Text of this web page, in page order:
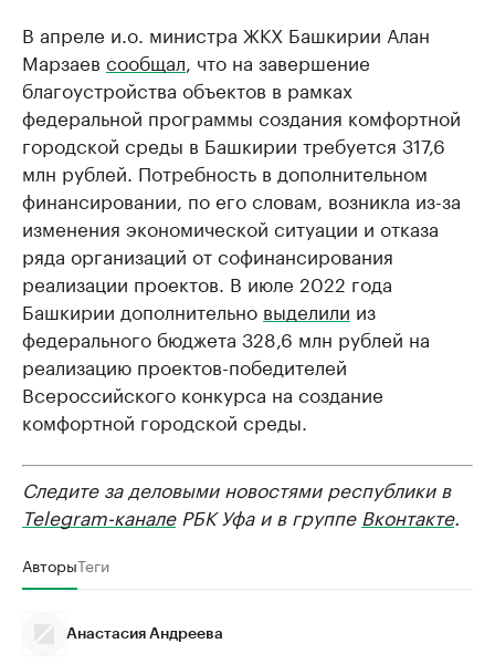
В апреле и.о. министра ЖКХ Башкирии Алан
Марзаев сообщал, что на завершение
благоустройства объектов в рамках
федеральной программы создания комфортной
городской среды в Башкирии требуется 317,6
млн рублей. Потребность в дополнительном
финансировании, по его словам, возникла из-за
изменения экономической ситуации и отказа
ряда организаций от софинансирования
реализации проектов. В июле 2022 года
Башкирии дополнительно выделили из
федерального бюджета 328,6 млн рублей на
реализацию проектов-победителей
Всероссийского конкурса на создание
комфортной городской среды.
Следите за деловыми новостями республики в
Telegram-каналеРБК Уфа и в группе Вконтакте.
АвторыТеги
Анастасия Андреева